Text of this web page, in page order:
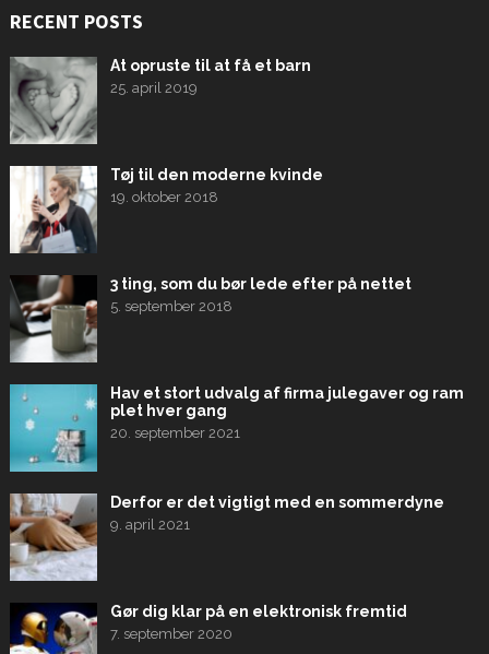
RECENT POSTS
At opruste til at få et barn
25. april 2019
Tøj til den moderne kvinde
19. oktober 2018
3 ting, som du bør lede efter på nettet
5. september 2018
Hav et stort udvalg af firma julegaver og ram
plet hver gang
20. september 2021
Derfor er det vigtigt med en sommerdyne
9. april 2021
Gør dig klar på en elektronisk fremtid
7. september 2020